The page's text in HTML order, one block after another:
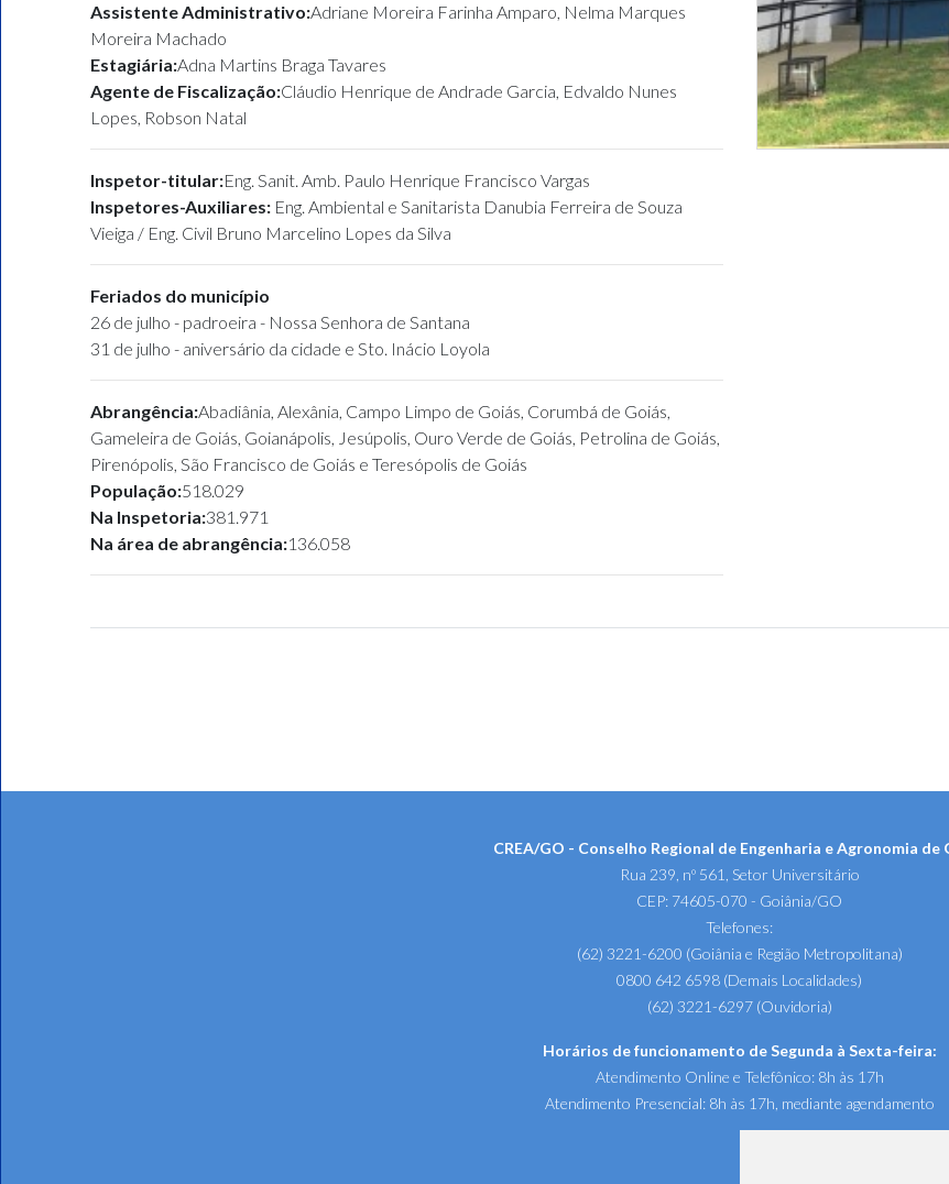
Assistente Administrativo:Adriane Moreira Farinha Amparo, Nelma Marques
Moreira Machado
Estagiária:Adna Martins Braga Tavares
Agente de Fiscalização:Cláudio Henrique de Andrade Garcia, Edvaldo Nunes
Lopes, Robson Natal
Inspetor-titular:Eng. Sanit. Amb. Paulo Henrique Francisco Vargas
Inspetores-Auxiliares:Eng. Ambiental e Sanitarista Danubia Ferreira de Souza
Vieiga / Eng. Civil Bruno Marcelino Lopes da Silva
Feriados do município
26 de julho - padroeira - Nossa Senhora de Santana
31 de julho - aniversário da cidade e Sto. Inácio Loyola
Abrangência:Abadiânia, Alexânia, Campo Limpo de Goiás, Corumbá de Goiás,
Gameleira de Goiás, Goianápolis, Jesúpolis, Ouro Verde de Goiás, Petrolina de Goiás,
Pirenópolis, São Francisco de Goiás e Teresópolis de Goiás
População:518.029
Na Inspetoria:381.971
Na área de abrangência:136.058
CREA/GO - Conselho Regional de Engenharia e Agronomia de
Rua 239, nº 561, Setor Universitário
CEP: 74605-070 - Goiânia/GO
Telefones:
(62) 3221-6200 (Goiânia e Região Metropolitana)
0800 642 6598 (Demais Localidades)
(62) 3221-6297 (Ouvidoria)
Horários de funcionamento de Segunda à Sexta-feira:
Atendimento Online e Telefônico: 8h às 17h
Atendimento Presencial: 8h às 17h, mediante agendamento